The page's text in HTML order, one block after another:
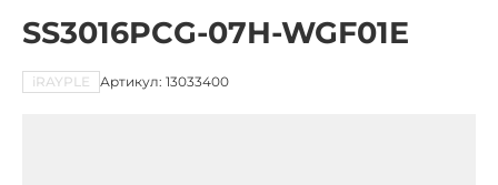
SS3016PCG-07H-WGF01E
iRAYPLE Артикул: 13033400